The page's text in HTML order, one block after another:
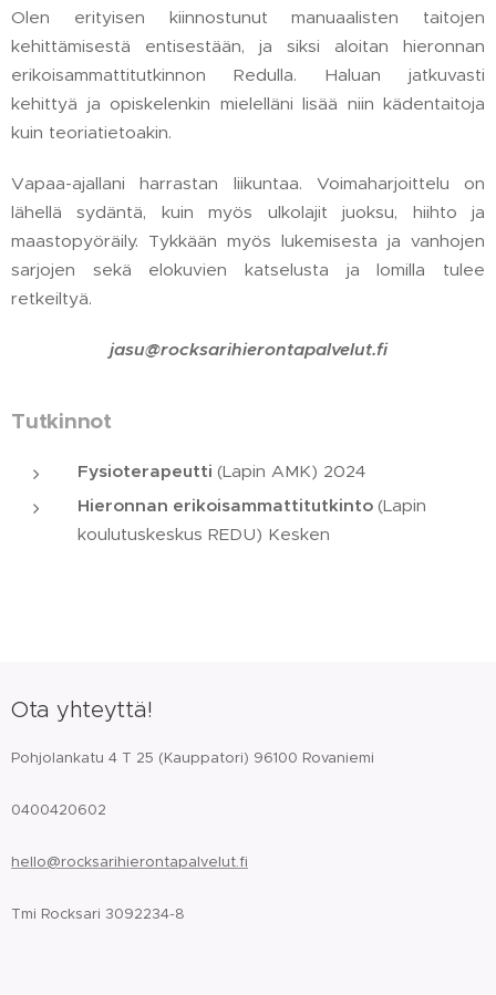
Olen erityisen kiinnostunut manuaalisten taitojen
kehittämisestä entisestään, ja siksi aloitan hieronnan
erikoisammattitutkinnon Redulla. Haluan jatkuvasti
kehittyä ja opiskelenkin mielelläni lisää niin kädentaitoja
kuin teoriatietoakin.
Vapaa-ajallani harrastan liikuntaa. Voimaharjoittelu on
lähellä sydäntä, kuin myös ulkolajit juoksu, hiihto ja
maastopyöräily. Tykkään myös lukemisesta ja vanhojen
sarjojen sekä elokuvien katselusta ja lomilla tulee
retkeiltyä.
jasu@rocksarihierontapalvelut.fi
Tutkinnot
Fysioterapeutti (Lapin AMK) 2024
Hieronnan erikoisammattitutkinto (Lapin
koulutuskeskus REDU) Kesken
Ota yhteyttä!
Pohjolankatu 4 T 25 (Kauppatori) 96100 Rovaniemi
0400420602
hello@rocksarihierontapalvelut.fi
Tmi Rocksari 3092234-8